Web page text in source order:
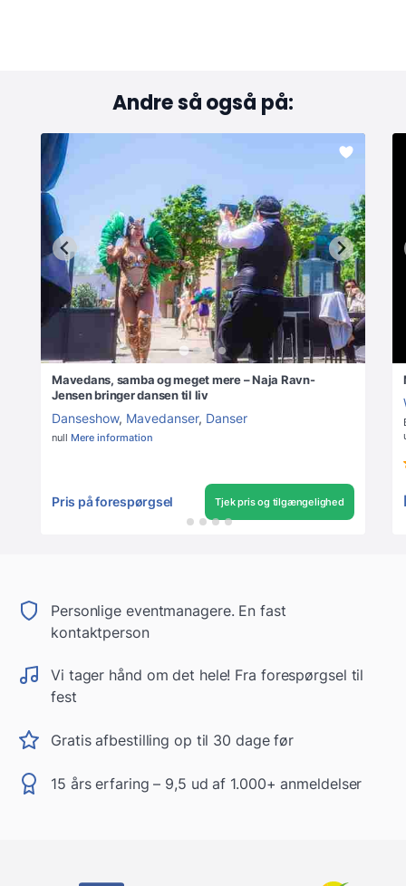
Andre så også på:
Mavedans, samba og meget mere – Naja Ravn-
Jensen bringer dansen til liv
Danseshow, Mavedanser, Danser
null Mere information
Pris på forespørgsel Tjek pris og tilgængelighed
Personlige eventmanagere. En fast
kontaktperson
Vi tager hånd om det hele! Fra forespørgsel til
fest
Gratis afbestilling op til 30 dage før
15 års erfaring – 9,5 ud af 1.000+ anmeldelser